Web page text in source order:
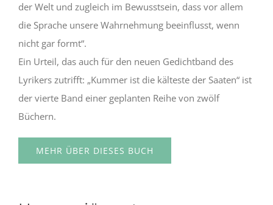
der Welt und zugleich im Bewusstsein, dass vor allem
die Sprache unsere Wahrnehmung beeinflusst, wenn
nicht gar formt“.
Ein Urteil, das auch für den neuen Gedichtband des
Lyrikers zutrifft: „Kummer ist die kälteste der Saaten“ ist
der vierte Band einer geplanten Reihe von zwölf
Büchern.
MEHR ÜBER DIESES BUCH